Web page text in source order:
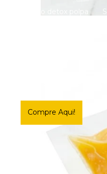
Compre Aqui!